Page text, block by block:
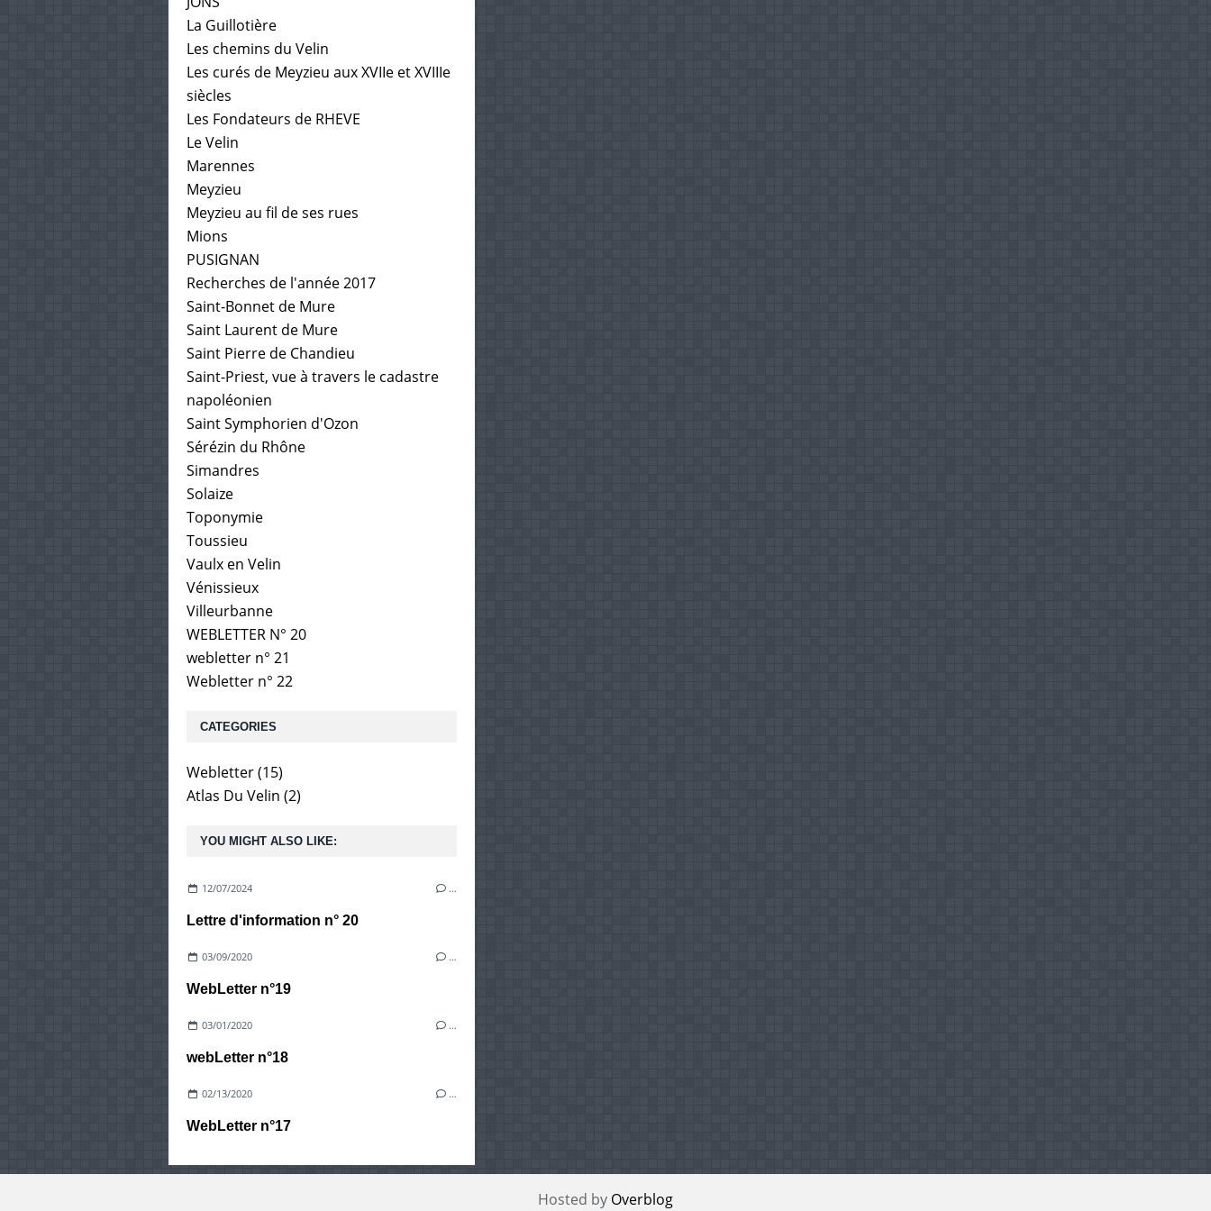
YOU MIGHT ALSO LIKE:
12/07/2024 …
Lettre d'information n° 20
03/09/2020 …
WebLetter n°19
03/01/2020 …
webLetter n°18
02/13/2020 …
WebLetter n°17
La Guillotière
Les chemins du Velin
Les curés de Meyzieu aux XVIIe et XVIIIe
siècles
Les Fondateurs de RHEVE
Le Velin
Marennes
Meyzieu
Meyzieu au fil de ses rues
Mions
PUSIGNAN
Recherches de l'année 2017
Saint-Bonnet de Mure
Saint Laurent de Mure
Saint Pierre de Chandieu
Saint-Priest, vue à travers le cadastre
napoléonien
Saint Symphorien d'Ozon
Sérézin du Rhône
Simandres
Solaize
Toponymie
Toussieu
Vaulx en Velin
Vénissieux
Villeurbanne
WEBLETTER N° 20
webletter n° 21
Webletter n° 22
CATEGORIES
Webletter(15)
Atlas Du Velin (2)
Hosted by Overblog